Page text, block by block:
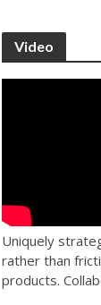
Video
Uniquely
rather than
products.